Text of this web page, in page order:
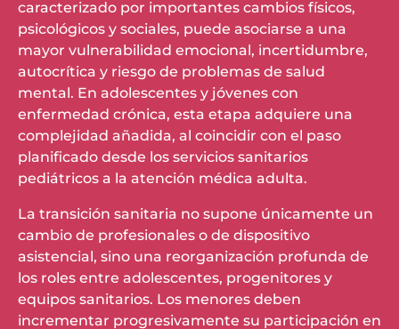
caracterizado por importantes cambios físicos,
psicológicos y sociales, puede asociarse a una
mayor vulnerabilidad emocional, incertidumbre,
autocrítica y riesgo de problemas de salud
mental. En adolescentes y jóvenes con
enfermedad crónica, esta etapa adquiere una
complejidad añadida, al coincidir con el paso
planificado desde los servicios sanitarios
pediátricos a la atención médica adulta.
La transición sanitaria no supone únicamente un
cambio de profesionales o de dispositivo
asistencial, sino una reorganización profunda de
los roles entre adolescentes, progenitores y
equipos sanitarios. Los menores deben
incrementar progresivamente su participación en